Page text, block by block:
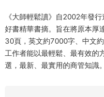
《大師輕鬆讀》自2002年發
好書精華書摘。旨在將原本厚
30頁，英文約7000字、中文
工作者能以最輕鬆、最有效的
選，最新、最實用的商管知識。